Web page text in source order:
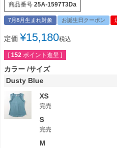
商品番号 25A-1597T3Da
7月8月生まれ対象 お誕生日クーポン
定価 ¥15,180税込
[ 152 ポイント進呈 ]
カラー サイズ
Dusty Blue
XS
完売
S
完売
M